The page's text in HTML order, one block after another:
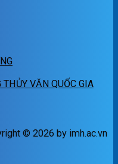
VĂN QUỐC GIA
© 2026 by imh.ac.vn